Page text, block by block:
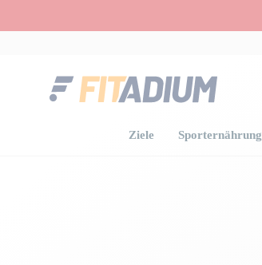
Ziele Sporternährung